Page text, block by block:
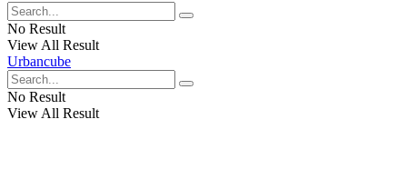
No Result
View All Result
Urbancube
No Result
View All Result